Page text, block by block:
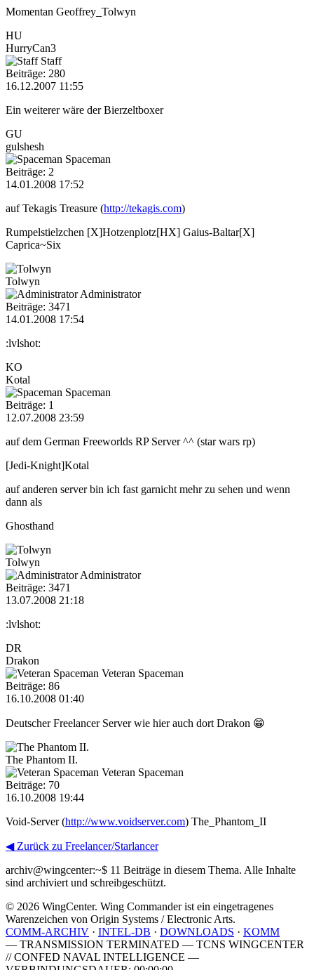
Momentan Geoffrey_Tolwyn
HU
HurryCan3
Staff
Beiträge: 280
16.12.2007 11:55
Ein weiterer wäre der Bierzeltboxer
GU
gulshesh
Spaceman
Beiträge: 2
14.01.2008 17:52
auf Tekagis Treasure (http://tekagis.com)
Rumpelstielzchen [X]Hotzenplotz[HX] Gaius-Baltar[X]
Caprica~Six
Tolwyn
Administrator
Beiträge: 3471
14.01.2008 17:54
:lvlshot:
KO
Kotal
Spaceman
Beiträge: 1
12.07.2008 23:59
auf dem German Freeworlds RP Server ^^ (star wars rp)
[Jedi-Knight]Kotal
auf anderen server bin ich fast garnicht mehr zu sehen und wenn
dann als
Ghosthand
Tolwyn
Administrator
Beiträge: 3471
13.07.2008 21:18
:lvlshot:
DR
Drakon
Veteran Spaceman
Beiträge: 86
16.10.2008 01:40
Deutscher Freelancer Server wie hier auch dort Drakon 😁
The Phantom II.
Veteran Spaceman
Beiträge: 70
16.10.2008 19:44
Void-Server (http://www.voidserver.com) The_Phantom_II
◀ Zurück zu Freelancer/Starlancer
archiv@wingcenter:~$ 11 Beiträge in diesem Thema. Alle Inhalte
sind archiviert und schreibgeschützt.
© 2026 WingCenter. Wing Commander ist ein eingetragenes
Warenzeichen von Origin Systems / Electronic Arts.
COMM-ARCHIV · INTEL-DB · DOWNLOADS · KOMM
— TRANSMISSION TERMINATED — TCNS WINGCENTER
// CONFED NAVAL INTELLIGENCE —